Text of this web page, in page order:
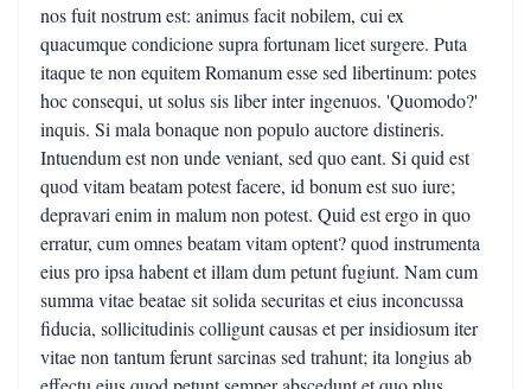
nos fuit nostrum est: animus facit nobilem, cui ex
quacumque condicione supra fortunam licet surgere. Puta
itaque te non equitem Romanum esse sed libertinum: potes
hoc consequi, ut solus sis liber inter ingenuos. 'Quomodo?'
inquis. Si mala bonaque non populo auctore distineris.
Intuendum est non unde veniant, sed quo eant. Si quid est
quod vitam beatam potest facere, id bonum est suo iure;
depravari enim in malum non potest. Quid est ergo in quo
erratur, cum omnes beatam vitam optent? quod instrumenta
eius pro ipsa habent et illam dum petunt fugiunt. Nam cum
summa vitae beatae sit solida securitas et eius inconcussa
fiducia, sollicitudinis colligunt causas et per insidiosum iter
vitae non tantum ferunt sarcinas sed trahunt; ita longius ab